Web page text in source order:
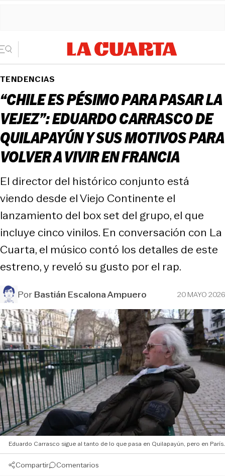
TENDENCIAS
“CHILE ES PÉSIMO PARA PASAR LA
VEJEZ”: EDUARDO CARRASCO DE
QUILAPAYÚN Y SUS MOTIVOS PARA
VOLVER A VIVIR EN FRANCIA
El director del histórico conjunto está
viendo desde el Viejo Continente el
lanzamiento del box set del grupo, el que
incluye cinco vinilos. En conversación con La
Cuarta, el músico contó los detalles de este
estreno, y reveló su gusto por el rap.
PorBastián Escalona Ampuero 20 MAYO 2026
Eduardo Carrasco sigue al tanto de lo que pasa en Quilapayún, pero en París.
Compartir Comentarios